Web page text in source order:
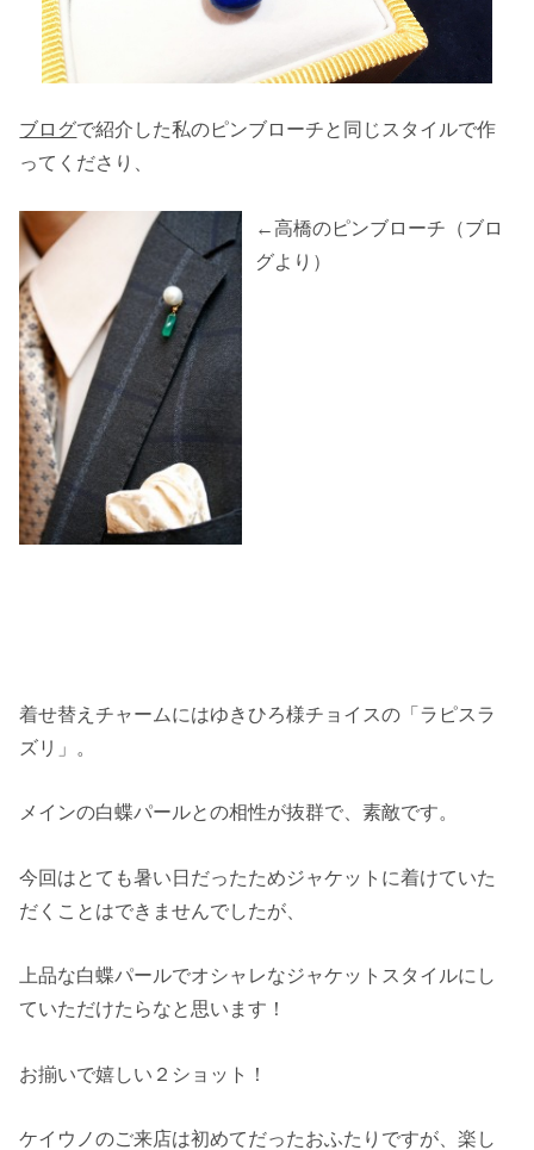
ブログで紹介した私のピンブローチと同じスタイルで作
ってくださり、
←高橋のピンブローチ（ブロ
グより）
着せ替えチャームにはゆきひろ様チョイスの「ラピスラ
ズリ」。
メインの白蝶パールとの相性が抜群で、素敵です。
今回はとても暑い日だったためジャケットに着けていた
だくことはできませんでしたが、
上品な白蝶パールでオシャレなジャケットスタイルにし
ていただけたらなと思います！
お揃いで嬉しい２ショット！
ケイウノのご来店は初めてだったおふたりですが、楽し